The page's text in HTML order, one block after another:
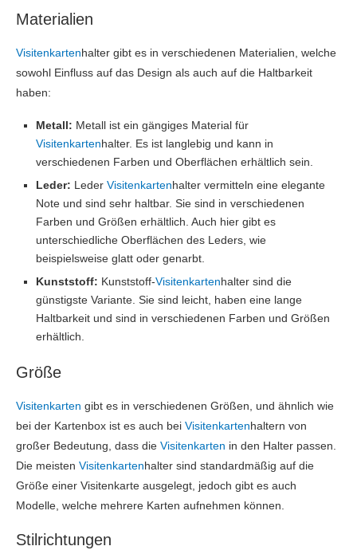
Materialien
Visitenkartenhalter gibt es in verschiedenen Materialien, welche
sowohl Einfluss auf das Design als auch auf die Haltbarkeit
haben:
Metall: Metall ist ein gängiges Material für
Visitenkartenhalter. Es ist langlebig und kann in
verschiedenen Farben und Oberflächen erhältlich sein.
Leder: Leder Visitenkartenhalter vermitteln eine elegante
Note und sind sehr haltbar. Sie sind in verschiedenen
Farben und Größen erhältlich. Auch hier gibt es
unterschiedliche Oberflächen des Leders, wie
beispielsweise glatt oder genarbt.
Kunststoff: Kunststoff-Visitenkartenhalter sind die
günstigste Variante. Sie sind leicht, haben eine lange
Haltbarkeit und sind in verschiedenen Farben und Größen
erhältlich.
Größe
Visitenkarten gibt es in verschiedenen Größen, und ähnlich wie
bei der Kartenbox ist es auch bei Visitenkartenhaltern von
großer Bedeutung, dass die Visitenkarten in den Halter passen.
Die meisten Visitenkartenhalter sind standardmäßig auf die
Größe einer Visitenkarte ausgelegt, jedoch gibt es auch
Modelle, welche mehrere Karten aufnehmen können.
Stilrichtungen